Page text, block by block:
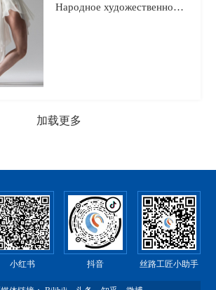
Народное художественное творчество
加载更多
小红书 抖音 丝路工匠小助手